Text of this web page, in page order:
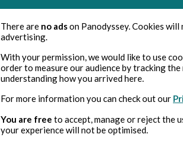
Mais...
Saviez-vous que Victor Hugo a
Grand-Duché de Luxembourg
There are no adson Panodyssey. Cookies
advertising.
With your permission, we would like to use
order to measure our audience by tracking
understanding how you arrived here.
For more information you can check out our
You are free to accept, manage or reject the
your experience will not be optimised.